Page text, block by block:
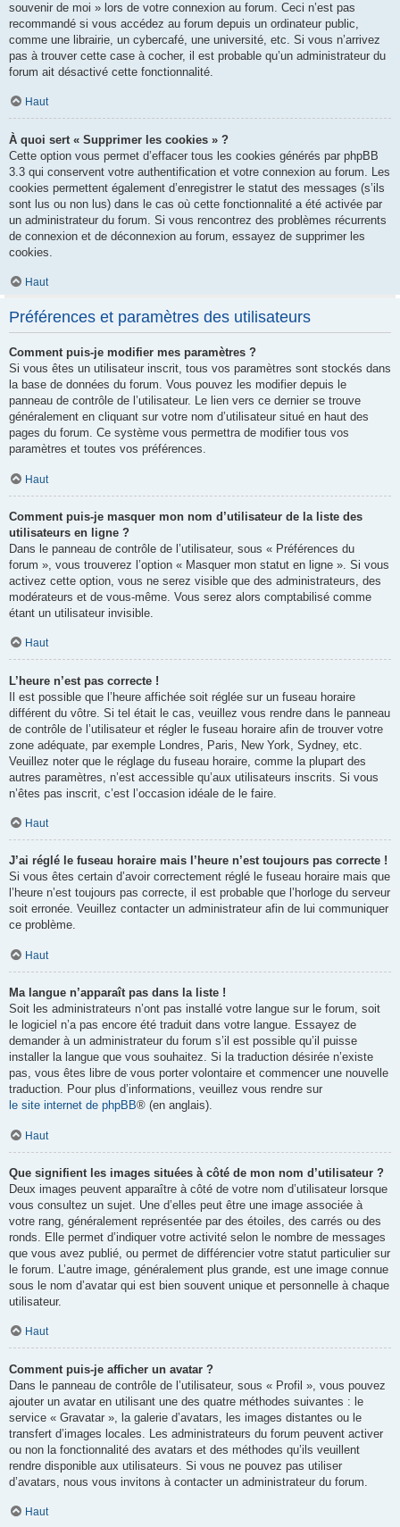
souvenir de moi » lors de votre connexion au forum. Ceci n’est pas
recommandé si vous accédez au forum depuis un ordinateur public,
comme une librairie, un cybercafé, une université, etc. Si vous n’arrivez
pas à trouver cette case à cocher, il est probable qu’un administrateur du
forum ait désactivé cette fonctionnalité.
Haut
À quoi sert « Supprimer les cookies » ?
Cette option vous permet d’effacer tous les cookies générés par phpBB
3.3 qui conservent votre authentification et votre connexion au forum. Les
cookies permettent également d’enregistrer le statut des messages (s’ils
sont lus ou non lus) dans le cas où cette fonctionnalité a été activée par
un administrateur du forum. Si vous rencontrez des problèmes récurrents
de connexion et de déconnexion au forum, essayez de supprimer les
cookies.
Haut
Préférences et paramètres des utilisateurs
Comment puis-je modifier mes paramètres ?
Si vous êtes un utilisateur inscrit, tous vos paramètres sont stockés dans
la base de données du forum. Vous pouvez les modifier depuis le
panneau de contrôle de l’utilisateur. Le lien vers ce dernier se trouve
généralement en cliquant sur votre nom d’utilisateur situé en haut des
pages du forum. Ce système vous permettra de modifier tous vos
paramètres et toutes vos préférences.
Haut
Comment puis-je masquer mon nom d’utilisateur de la liste des
utilisateurs en ligne ?
Dans le panneau de contrôle de l’utilisateur, sous « Préférences du
forum », vous trouverez l’option « Masquer mon statut en ligne ». Si vous
activez cette option, vous ne serez visible que des administrateurs, des
modérateurs et de vous-même. Vous serez alors comptabilisé comme
étant un utilisateur invisible.
Haut
L’heure n’est pas correcte !
Il est possible que l’heure affichée soit réglée sur un fuseau horaire
différent du vôtre. Si tel était le cas, veuillez vous rendre dans le panneau
de contrôle de l’utilisateur et régler le fuseau horaire afin de trouver votre
zone adéquate, par exemple Londres, Paris, New York, Sydney, etc.
Veuillez noter que le réglage du fuseau horaire, comme la plupart des
autres paramètres, n’est accessible qu’aux utilisateurs inscrits. Si vous
n’êtes pas inscrit, c’est l’occasion idéale de le faire.
Haut
J’ai réglé le fuseau horaire mais l’heure n’est toujours pas correcte !
Si vous êtes certain d’avoir correctement réglé le fuseau horaire mais que
l’heure n’est toujours pas correcte, il est probable que l’horloge du serveur
soit erronée. Veuillez contacter un administrateur afin de lui communiquer
ce problème.
Haut
Ma langue n’apparaît pas dans la liste !
Soit les administrateurs n’ont pas installé votre langue sur le forum, soit
le logiciel n’a pas encore été traduit dans votre langue. Essayez de
demander à un administrateur du forum s’il est possible qu’il puisse
installer la langue que vous souhaitez. Si la traduction désirée n’existe
pas, vous êtes libre de vous porter volontaire et commencer une nouvelle
traduction. Pour plus d’informations, veuillez vous rendre sur
le site internet de phpBB® (en anglais).
Haut
Que signifient les images situées à côté de mon nom d’utilisateur ?
Deux images peuvent apparaître à côté de votre nom d’utilisateur lorsque
vous consultez un sujet. Une d’elles peut être une image associée à
votre rang, généralement représentée par des étoiles, des carrés ou des
ronds. Elle permet d’indiquer votre activité selon le nombre de messages
que vous avez publié, ou permet de différencier votre statut particulier sur
le forum. L’autre image, généralement plus grande, est une image connue
sous le nom d’avatar qui est bien souvent unique et personnelle à chaque
utilisateur.
Haut
Comment puis-je afficher un avatar ?
Dans le panneau de contrôle de l’utilisateur, sous « Profil », vous pouvez
ajouter un avatar en utilisant une des quatre méthodes suivantes : le
service « Gravatar », la galerie d’avatars, les images distantes ou le
transfert d’images locales. Les administrateurs du forum peuvent activer
ou non la fonctionnalité des avatars et des méthodes qu’ils veuillent
rendre disponible aux utilisateurs. Si vous ne pouvez pas utiliser
d’avatars, nous vous invitons à contacter un administrateur du forum.
Haut